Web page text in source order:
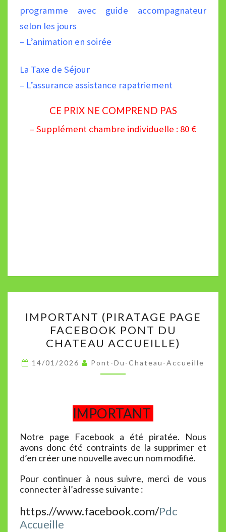
programme avec guide accompagnateur
selon les jours
– L’animation en soirée
La Taxe de Séjour
– L’assurance assistance rapatriement
CE PRIX NE COMPREND PAS
– Supplément chambre individuelle : 80 €
(PIRATAGE
PAGE
FACEBOOK
PONT
DU
IMPORTANT (PIRATAGE PAGE
FACEBOOK PONT DU
CHATEAU ACCUEILLE)
14/01/2026 Pont-Du-Chateau-Accueille
IMPORTANT
Notre page Facebook a été piratée. Nous
avons donc été contraints de la supprimer et
d’en créer une nouvelle avec un nom modifié.
Pour continuer à nous suivre, merci de vous
connecter à l’adresse suivante :
https.//www.facebook.com/Pdc
Accueille